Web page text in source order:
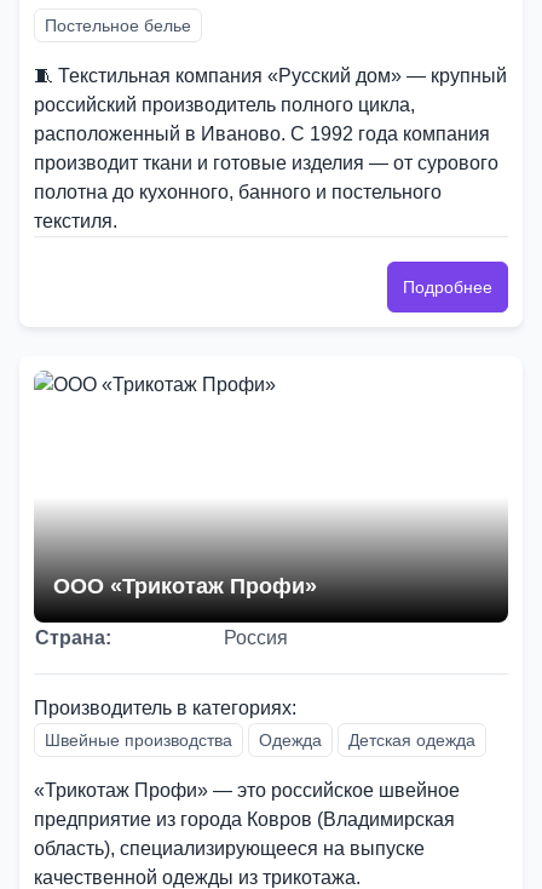
Постельное белье
🧵 Текстильная компания «Русский дом» — крупный
российский производитель полного цикла,
расположенный в Иваново. С 1992 года компания
производит ткани и готовые изделия — от сурового
полотна до кухонного, банного и постельного
текстиля.
Подробнее
ООО «Трикотаж Профи»
Страна: Россия
Производитель в категориях:
Швейные производства Одежда Детская одежда
«Трикотаж Профи» — это российское швейное
предприятие из города Ковров (Владимирская
область), специализирующееся на выпуске
качественной одежды из трикотажа.